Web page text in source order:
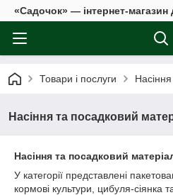
«Садочок» — інтернет-магазин
Товари і послуги
Насіння та посадковий
Насіння та посадковий
У категорії представлені
кормові культури, цибуля-сіянка